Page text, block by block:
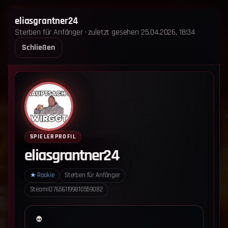
STERBEN FÜR ANFÄNGER
STARTSEITE
ANKÜNDIGUNGEN
LOGIN
‹ Zurück zum Leaderboard
eliasgrantner24
Sterben für Anfänger · zuletzt gesehen 25.04.2026, 18:34
Schließen
SPIELERPROFIL
eliasgrantner24
★ Rookie
Sterben für Anfänger
SteamID76561199810559082
ImpressumDatenschutz
Cookie-Einstellungen
Sterben für Anfänger - Alle Rechte vorbehalten.
Datenschutz-Einstellungen